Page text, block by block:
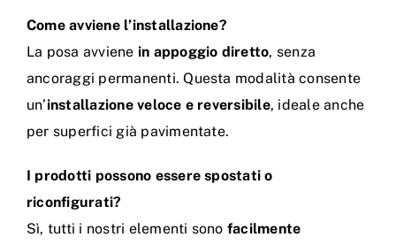
Come avviene l’installazione?
La posa avviene in appoggio diretto, senza
ancoraggi permanenti. Questa modalità consente
un’installazione veloce e reversibile, ideale anche
per superfici già pavimentate.
I prodotti possono essere spostati o
riconfigurati?
Sì, tutti i nostri elementi sono facilmente